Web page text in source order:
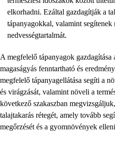
elkorhadni. Ezáltal gazdagítják a
tápanyagokkal, valamint
nedvességtartalmát.
A megfelelő tápanyagok gazdagítása
magaságyás fenntartható és
megfelelő tápanyagellátása segíti a
és virágzását, valamint növeli a
következő szakaszban
talajtakarás rétegét, amely tovább
megőrzését és a gyomnövények